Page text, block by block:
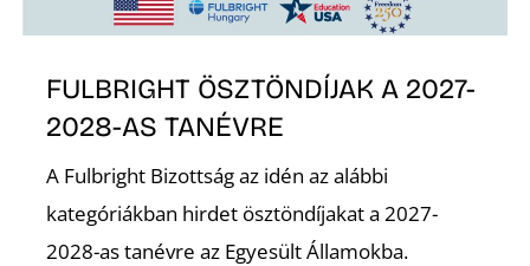
FULBRIGHT ÖSZTÖNDÍJAK A 2027-
2028-AS TANÉVRE
A Fulbright Bizottság az idén az alábbi
kategóriákban hirdet ösztöndíjakat a 2027-
2028-as tanévre az Egyesült Államokba.